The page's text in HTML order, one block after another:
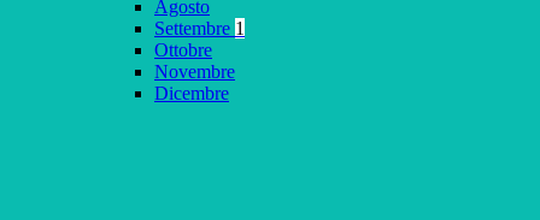
Agosto
Settembre 1
Ottobre
Novembre
Dicembre